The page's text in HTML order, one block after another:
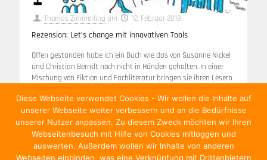
Thomas Zimmerling am 12. Februar 2019
Rezension: Let’s change mit innovativen Tools
Offen gestanden habe ich ein Buch wie das von Susanne Nickel
und Christian Berndt noch nicht in Händen gehalten. In einer
Mischung von Fiktion und Fachliteratur bringen sie ihren Lesern
Weiterlesen
Diese Webseite verwendet Cookies - Wir wollen die Inhalte auf
unserer Webseite weiter verbessern und an die Bedürfnisse
unserer Nutzer anpassen. Zu diesem Zweck möchten wir Ihren
Webseitenbesuch mit Hilfe von Cookies mitloggen und
auswerten. Außerdem wollen wir Inhalte von anderen
Webseiten einbinden, was eine Verknüpfung mit Drittanbietern